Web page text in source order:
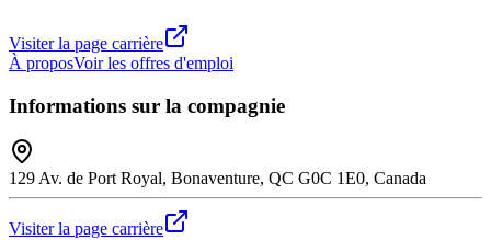
Visiter la page carrière
À proposVoir les offres d'emploi
Informations sur la compagnie
129 Av. de Port Royal, Bonaventure, QC G0C 1E0, Canada
Visiter la page carrière